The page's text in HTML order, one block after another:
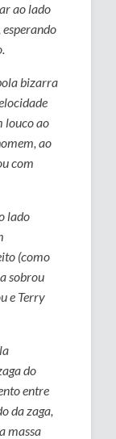
ao lado
bizarra
louco ao
ao
com
lado
(como
sobrou
e Terry
do
entre
da zaga,
massa